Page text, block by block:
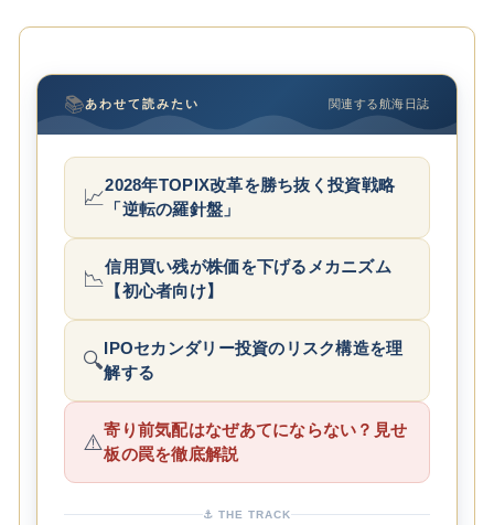
📚あわせて読みたい 関連する航海日誌
📈
2028年TOPIX改革を勝ち抜く投資戦略
「逆転の羅針盤」
📉
信用買い残が株価を下げるメカニズム
【初心者向け】
🔍
IPOセカンダリー投資のリスク構造を理
解する
⚠️
寄り前気配はなぜあてにならない？見せ
板の罠を徹底解説
⚓ THE TRACK